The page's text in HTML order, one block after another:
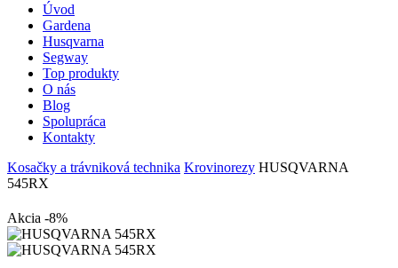
Úvod
Gardena
Husqvarna
Segway
Top produkty
O nás
Blog
Spolupráca
Kontakty
Kosačky a trávniková technika Krovinorezy HUSQVARNA
545RX
Akcia -8%